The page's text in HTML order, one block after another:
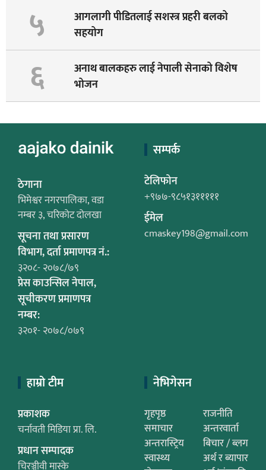
५
आगलागी पीडितलाई सशस्त्र प्रहरी बलको
सहयोग
६
अनाथ बालकहरु लाई नेपाली सेनाको विशेष
भोजन
ठेगाना
भिमेश्वर नगरपालिका, वडा
नम्बर ३, चरिकोट दोलखा
सूचना तथा प्रसारण
विभाग, दर्ता प्रमाणपत्र नं.:
३२०८- २०७८/७९
प्रेस काउन्सिल नेपाल,
सूचीकरण प्रमाणपत्र
नम्बर:
३२०१- २०७८/०७९
सम्पर्क
टेलिफोन
+९७७-९८५१३१११११
ईमेल
cmaskey198@gmail.com
हाम्रो टीम
प्रकाशक
चर्नावती मिडिया प्रा. लि.
प्रधान सम्पादक
चिरञ्जीवी मास्के
नेभिगेसन
गृहपृष्ठ
राजनीति
समाचार
अन्तरवार्ता
अन्तरास्ट्रिय
बिचार / ब्लग
स्वास्थ्य
अर्थ र ब्यापार